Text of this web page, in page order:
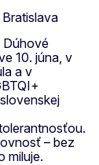
Dúhové
10. júna, v
a v
– bez
miluje.